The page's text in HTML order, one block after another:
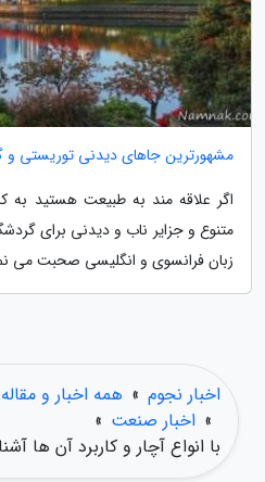
مشهورترین جاهای دیدنی توریستی و
اگر علاقه مند به طبیعت هستید به
متنوع و جزایر ناب و دیدنی برای
زبان فرانسوی و انگلیسی صحبت می
اخبار نجوم » همه اخبار و
» اخبار صنعت »
با انواع آچار و کاربرد آن ها